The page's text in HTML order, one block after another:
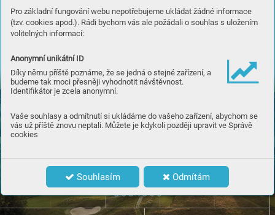
Pro základní fungování webu nepotřebujeme ukládat žádné informace
(tzv. cookies apod.). Rádi bychom vás ale požádali o souhlas s uložením
volitelných informací:
Anonymní unikátní ID
Díky němu příště poznáme, že se jedná o stejné zařízení, a
budeme tak moci přesněji vyhodnotit návštěvnost.
Identifikátor je zcela anonymní.
Vaše souhlasy a odmítnutí si ukládáme do vašeho zařízení, abychom se
vás už příště znovu neptali. Můžete je kdykoli později upravit ve Správě
cookies
Souhlasím Odmítám